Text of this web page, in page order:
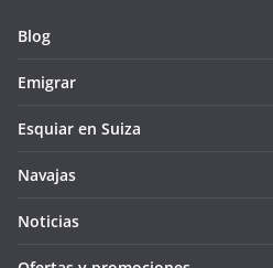
Blog
Emigrar
Esquiar en Suiza
Navajas
Noticias